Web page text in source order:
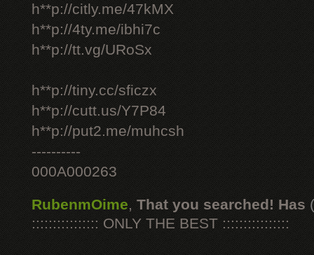
h**p://citly.me/47kMX
h**p://4ty.me/ibhi7c
h**p://tt.vg/URoSx
h**p://tiny.cc/sficzx
h**p://cutt.us/Y7P84
h**p://put2.me/muhcsh
----------
000A000263
RubenmOime, That you searched! Has
:::::::::::::::: ONLY THE BEST ::::::::::::::::